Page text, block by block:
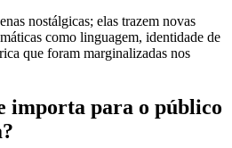
nostálgicas; elas trazem novas
como linguagem, identidade de
que foram marginalizadas nos
importa para o público